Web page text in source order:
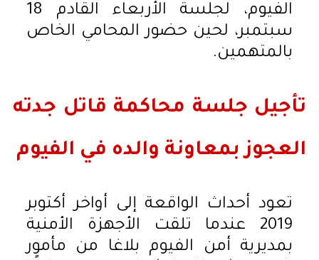
الفيوم، لجلسة الأربعاء القادم 18
سبتمبر، لحين حضور المحامي الخاص
بالمتهمين.
تأجيل جلسة محاكمة قاتل جدته
العجوز بمعاونة والده في الفيوم
تعود أحداث الواقعة إلى أواخر أكتوبر
2019 عندما تلقت الأجهزة الأمنية
بمديرية أمن الفيوم بلاغا من مأمور